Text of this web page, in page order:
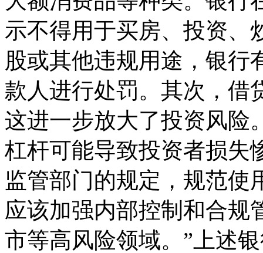
示不得用于买房、投资、
股或其他违规用途，银行
款人进行处罚。其次，借
这进一步放大了投资风险
杠杆可能导致投资者损失
监管部门的规定，规范使
应该加强内部控制和合规
市等高风险领域。”上述